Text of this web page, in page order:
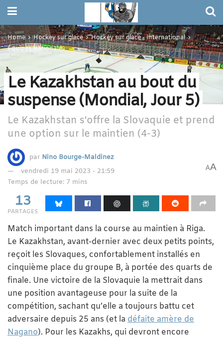
Home Hockey sur glace
Hockey sur glace - International
Équipes Nationales
Le Kazakhstan au bout du
suspense (Mondial, Jour 5)
Le Kazakhstan s'offre la Slovaquie et prend
une option sur le maintien (4-3)
par Nino Bourge-Maldinez
vendredi 19 mai 2023 - 21:59
Temps de lecture: 7 mins
AA
13
PARTAGES
Match important dans la course au maintien à Riga.
Le Kazakhstan, avant-dernier avec deux petits points,
reçoit les Slovaques, confortablement installés en
cinquième place du groupe B, à portée des quarts de
finale. Une victoire de la Slovaquie la mettrait dans
une position avantageuse pour la suite de la
compétition, sachant qu’elle a toujours battu cet
adversaire depuis 25 ans (et la défaite amère de
Nagano). Pour les Kazakhs, qui devront encore